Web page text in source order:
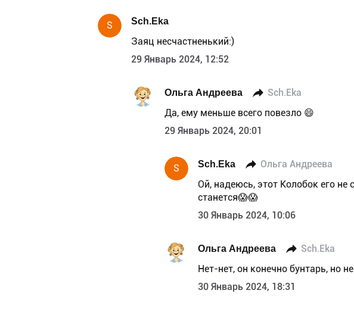
S Sch.Eka
Заяц несчастненький:)
29 Январь 2024, 12:52
Ольга Андреева Sch.Eka
Да, ему меньше всего повезло 😄
29 Январь 2024, 20:01
S Sch.Eka Ольга Андреева
Ой, надеюсь, этот Колобок его не
станется😱😱
30 Январь 2024, 10:06
Ольга Андреева Sch.Eka
Нет-нет, он конечно бунтарь, но
30 Январь 2024, 18:31